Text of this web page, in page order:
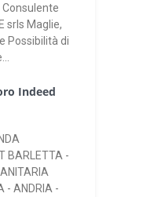
Consulente
srls Maglie,
Possibilità di
Indeed
BARLETTA -
- ANDRIA -